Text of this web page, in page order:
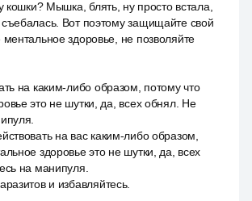
кошки? Мышка, блять, ну просто встала,
Вот поэтому защищайте свой
здоровье, не позволяйте
на каким-либо образом, потому что
это не шутки, да, всех обнял. Не
на вас каким-либо образом,
здоровье это не шутки, да, всех
на манипуля.
и избавляйтесь.